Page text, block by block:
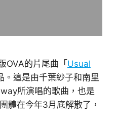
OVA的片尾曲「Usual
。這是由千葉紗子和南里
所演唱的歌曲，也是
體在今年3月底解散了，